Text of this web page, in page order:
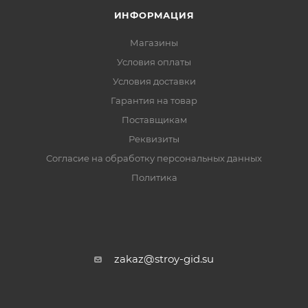
абразивный круг разной зернистости и проводить
ИНФОРМАЦИЯ
Магазины
Условия оплаты
Условия доставки
Гарантия на товар
Поставщикам
Реквизиты
Согласие на обработку персональных данных
Политика
zakaz@stroy-gid.su